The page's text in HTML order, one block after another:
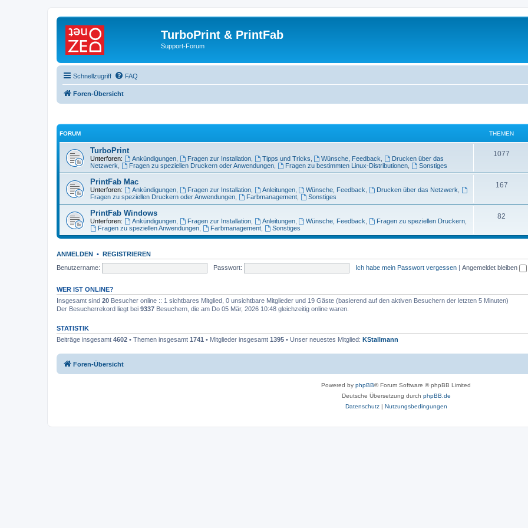
TurboPrint & PrintFab
Support-Forum
Schnellzugriff FAQ
Foren-Übersicht
FORUM THEMEN
TurboPrint
Unterforen: Ankündigungen, Fragen zur Installation, Tipps und Tricks Wünsche, Feedback
Drucken über das
Netzwerk
Fragen zu speziellen Druckern oder Anwendungen, Fragen zu bestimmten Linux-Distributionen, Sonstiges
1077
PrintFab Mac
Unterforen: Ankündigungen, Fragen zur Installation, Anleitungen, Wünsche, Feedback Drucken über das Netzwerk
Fragen zu speziellen Druckern oder Anwendungen
Farbmanagement, Sonstiges
167
PrintFab Windows
Unterforen: Ankündigungen, Fragen zur Installation, Anleitungen, Wünsche, Feedback Fragen zu speziellen Druckern
Fragen zu speziellen Anwendungen, Farbmanagement, Sonstiges
82
ANMELDEN • REGISTRIEREN
Benutzername:
Passwort: Ich habe mein Passwort vergessen | Angemeldet bleiben
WER IST ONLINE?
Insgesamt sind 20 Besucher online :: 1 sichtbares Mitglied, 0 unsichtbare Mitglieder und 19 Gäste (basierend auf den aktiven Besuchern der letzten 5 Minuten)
Der Besucherrekord liegt bei 9337 Besuchern, die am Do 05 Mär, 2026 10:48 gleichzeitig online waren.
STATISTIK
Beiträge insgesamt 4602 • Themen insgesamt 1741 • Mitglieder insgesamt 1395 • Unser neuestes Mitglied: KStallmann
Foren-Übersicht
Powered by phpBB® Forum Software © phpBB Limited
Deutsche Übersetzung durch phpBB.de
Datenschutz| Nutzungsbedingungen